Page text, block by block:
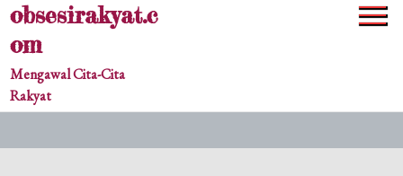
Skipobsesirakyat.c
om
Mengawal Cita-Cita
Rakyat